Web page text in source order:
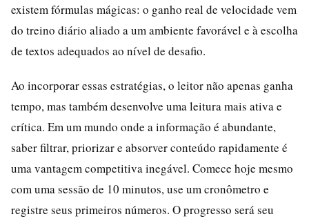
existem fórmulas mágicas: o ganho real de velocidade vem
do treino diário aliado a um ambiente favorável e à escolha
de textos adequados ao nível de desafio.
Ao incorporar essas estratégias, o leitor não apenas ganha
tempo, mas também desenvolve uma leitura mais ativa e
crítica. Em um mundo onde a informação é abundante,
saber filtrar, priorizar e absorver conteúdo rapidamente é
uma vantagem competitiva inegável. Comece hoje mesmo
com uma sessão de 10 minutos, use um cronômetro e
registre seus primeiros números. O progresso será seu